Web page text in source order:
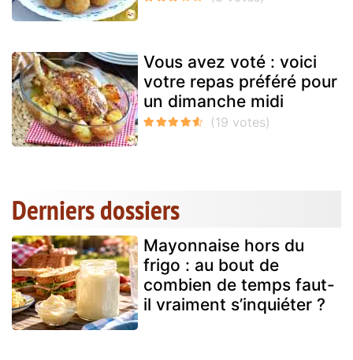
Vous avez voté : voici
votre repas préféré pour
un dimanche midi
Derniers dossiers
Mayonnaise hors du
frigo : au bout de
combien de temps faut-
il vraiment s’inquiéter ?